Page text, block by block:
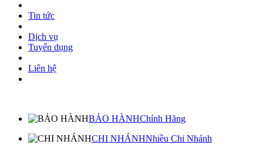
Tin tức
Dịch vụ
Tuyển dụng
Liên hệ
BẢO HÀNHChính Hãng
CHI NHÁNHNhiều Chi Nhánh